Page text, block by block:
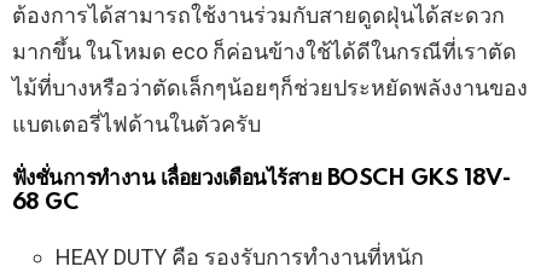
ต้องการได้สามารถใช้งานร่วมกับสายดูดฝุ่นได้สะดวก
มากขึ้น ในโหมด eco ก็ค่อนข้างใช้ได้ดีในกรณีที่เราตัด
ไม้ที่บางหรือว่าตัดเล็กๆน้อยๆก็ช่วยประหยัดพลังงานของ
แบตเตอรี่ไฟด้านในตัวครับ
ฟั่งชั่นการทำงาน เลื่อยวงเดือนไร้สาย BOSCH GKS 18V-
68 GC
HEAY DUTY คือ รองรับการทำงานที่หนัก